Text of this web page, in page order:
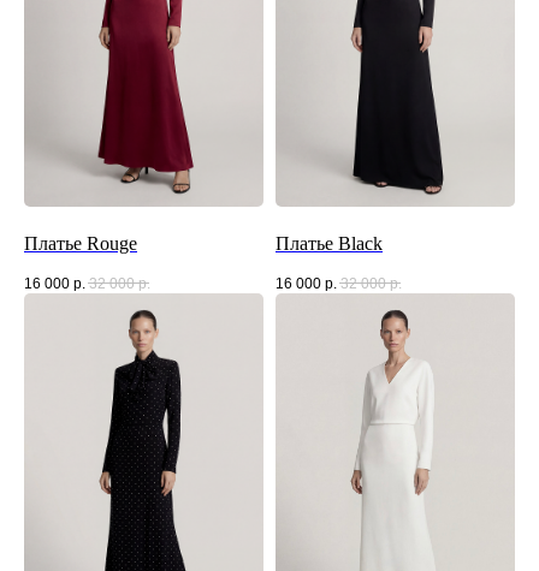
Платье Rouge
16 000 р. 32 000 р.
Платье Black
16 000 р. 32 000 р.